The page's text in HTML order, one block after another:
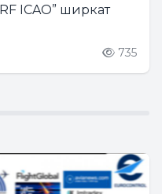
ICAO” ширкат
735